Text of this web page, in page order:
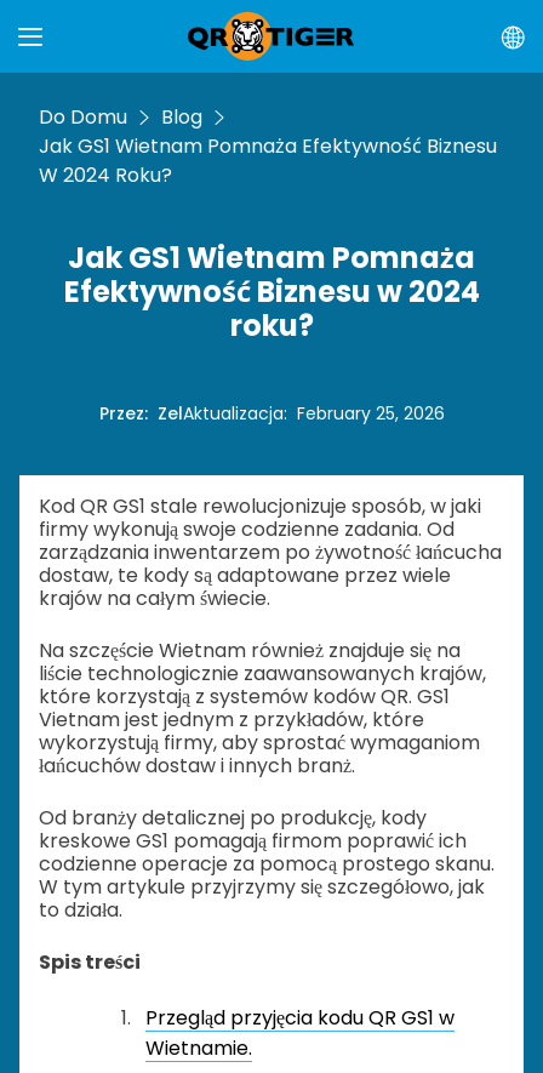
Do Domu
Blog
Jak GS1 Wietnam Pomnaża Efektywność Biznesu
W 2024 Roku?
Jak GS1 Wietnam Pomnaża
Efektywność Biznesu w 2024
roku?
Przez: ZelAktualizacja: February 25, 2026
Kod QR GS1 stale rewolucjonizuje sposób, w jaki
firmy wykonują swoje codzienne zadania. Od
zarządzania inwentarzem po żywotność łańcucha
dostaw, te kody są adaptowane przez wiele
krajów na całym świecie.
Na szczęście Wietnam również znajduje się na
liście technologicznie zaawansowanych krajów,
które korzystają z systemów kodów QR. GS1
Vietnam jest jednym z przykładów, które
wykorzystują firmy, aby sprostać wymaganiom
łańcuchów dostaw i innych branż.
Od branży detalicznej po produkcję, kody
kreskowe GS1 pomagają firmom poprawić ich
codzienne operacje za pomocą prostego skanu.
W tym artykule przyjrzymy się szczegółowo, jak
to działa.
Spis treści
Przegląd przyjęcia kodu QR GS1 w
Wietnamie.